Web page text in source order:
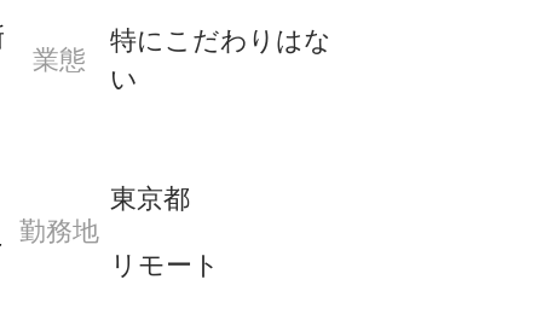
業態
特にこだわりはな
い
勤務地
東京都
リモート